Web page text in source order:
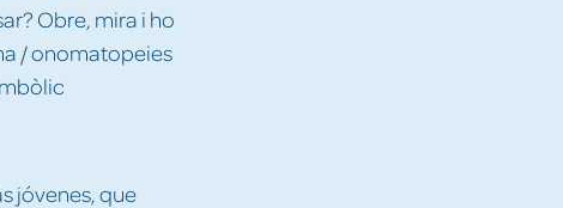
Obre, mira i ho
/ onomatopeies
jóvenes, que